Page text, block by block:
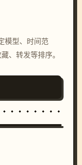
模型、时间范
、转发等排序。